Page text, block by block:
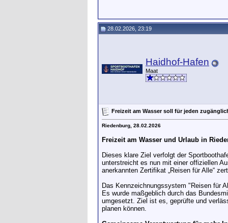
28.02.2026, 23:19
Haidhof-Hafen
Maat
Freizeit am Wasser soll für jeden
Riedenburg, 28.02.2026
Freizeit am Wasser und Urlaub in
Dieses klare Ziel verfolgt der
unterstreicht es nun mit einer offiziellen
anerkannten Zertifikat „Reisen für Alle“
Das Kennzeichnungssystem "Reisen für
Es wurde maßgeblich durch das
umgesetzt. Ziel ist es, geprüfte und
planen können.